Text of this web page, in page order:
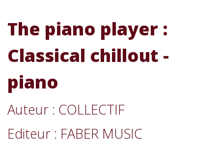
The piano player :
Classical chillout -
piano
Auteur : COLLECTIF
Editeur : FABER MUSIC